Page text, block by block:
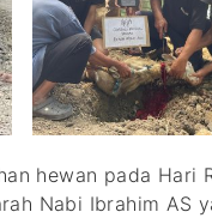
hewan pada Hari
Nabi Ibrahim AS